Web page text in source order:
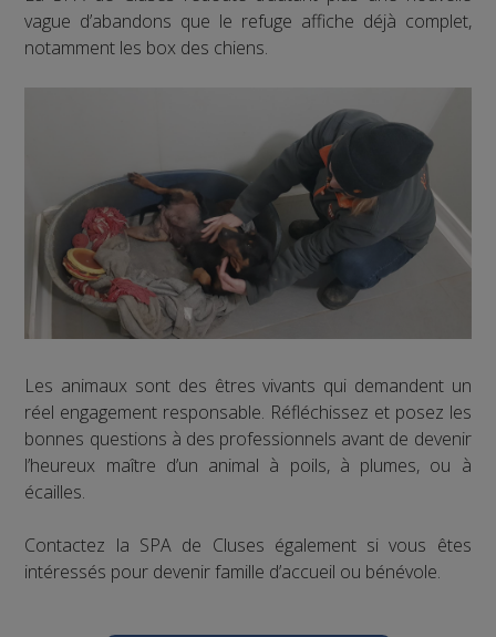
vague d’abandons que le refuge affiche déjà complet,
notamment les box des chiens.
Les animaux sont des êtres vivants qui demandent un
réel engagement responsable. Réfléchissez et posez les
bonnes questions à des professionnels avant de devenir
l’heureux maître d’un animal à poils, à plumes, ou à
écailles.
Contactez la SPA de Cluses également si vous êtes
intéressés pour devenir famille d’accueil ou bénévole.